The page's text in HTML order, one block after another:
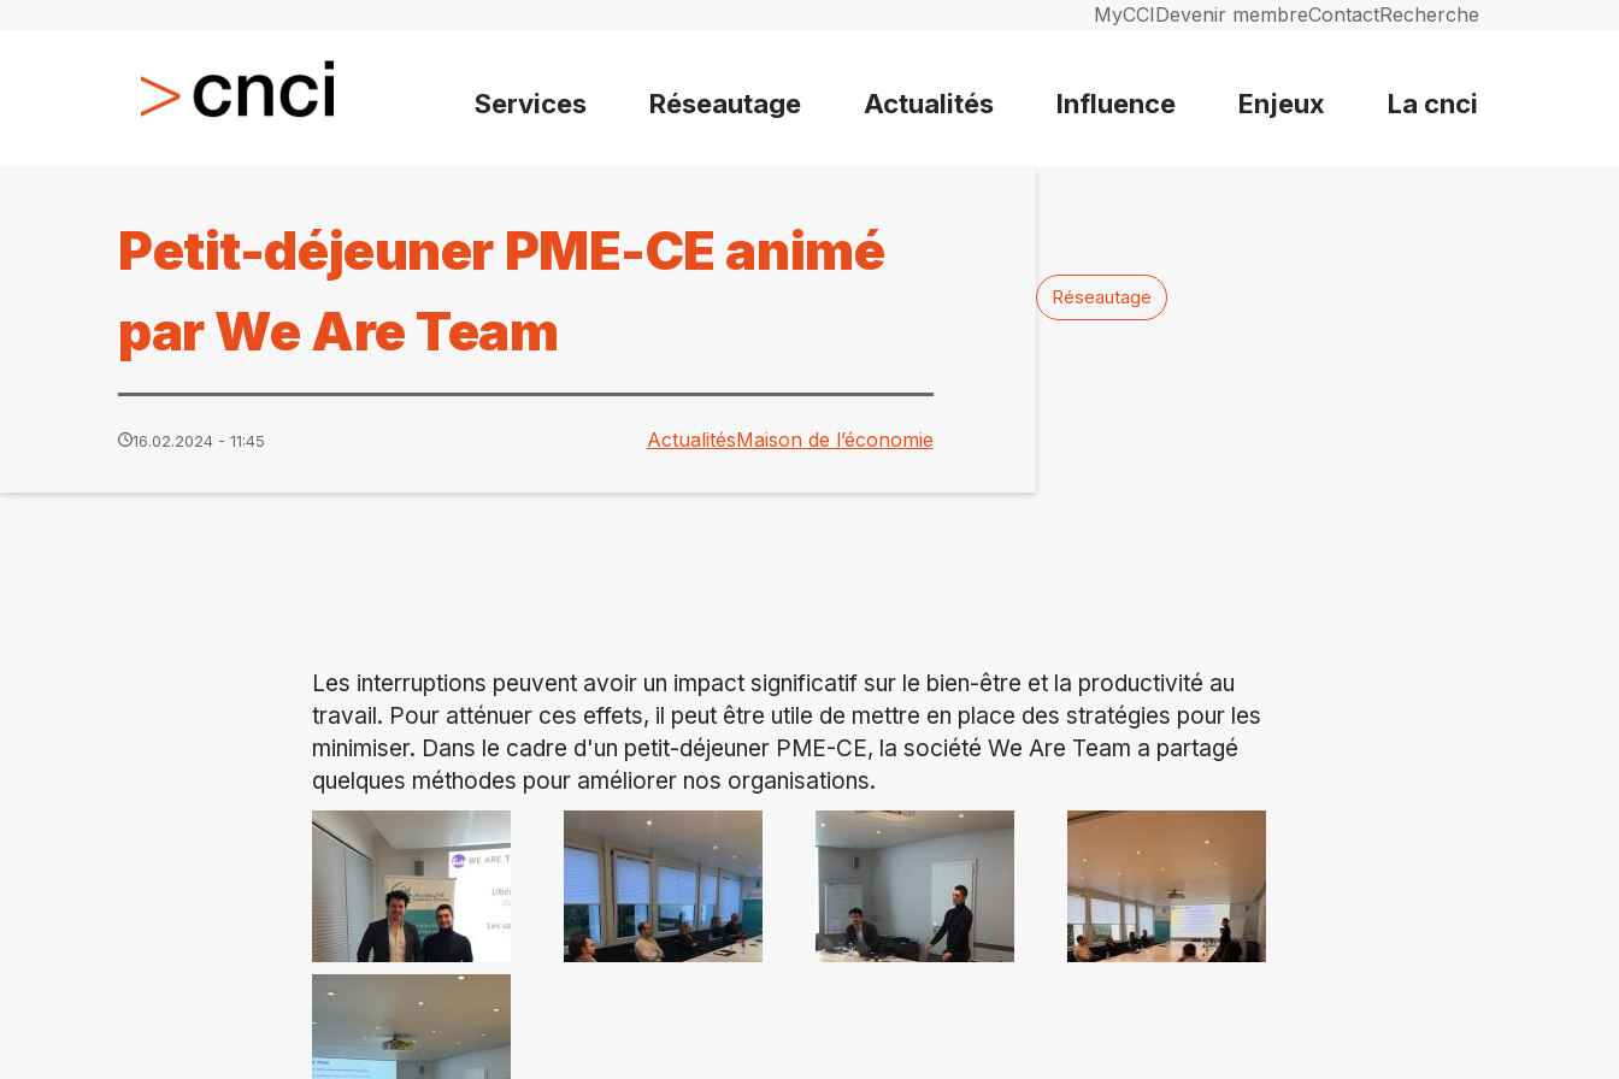
MyCCIDevenir membreContactRecherche
Services Réseautage Actualités Influence Enjeux La cnci
Petit-déjeuner PME-CE animé
par We Are Team
16.02.2024 - 11:45 ActualitésMaison de l’économie
Réseautage
Les interruptions peuvent avoir un impact significatif sur le bien-être et la productivité au
travail. Pour atténuer ces effets, il peut être utile de mettre en place des stratégies pour les
minimiser. Dans le cadre d'un petit-déjeuner PME-CE, la société We Are Team a partagé
quelques méthodes pour améliorer nos organisations.